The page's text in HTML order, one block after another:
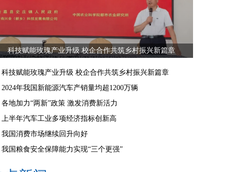
科技赋能玫瑰产业升级 校企合作共筑乡村振兴新篇章
科技赋能玫瑰产业升级 校企合作共筑乡村振兴新篇章
2024年我国新能源汽车产销量均超1200万辆
各地加力“两新”政策 激发消费新活力
上半年汽车工业多项经济指标创新高
我国消费市场继续回升向好
我国粮食安全保障能力实现“三个更强”